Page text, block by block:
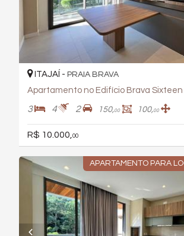
ITAJAÍ - PRAIA BRAVA
Apartamento no Edifício Brava Sixteen
3 4 2 150,00 100,00
R$ 10.000, 00
APARTAMENTO PARA